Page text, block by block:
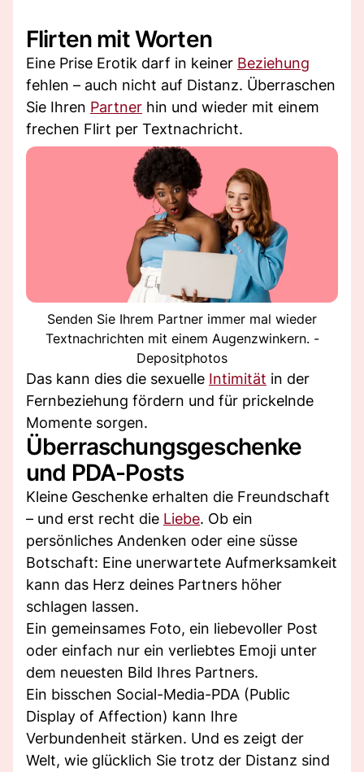
Flirten mit Worten
Eine Prise Erotik darf in keiner Beziehung
fehlen – auch nicht auf Distanz. Überraschen
Sie Ihren Partner hin und wieder mit einem
frechen Flirt per Textnachricht.
Senden Sie Ihrem Partner immer mal wieder
Textnachrichten mit einem Augenzwinkern. -
Depositphotos
Das kann dies die sexuelle Intimität in der
Fernbeziehung fördern und für prickelnde
Momente sorgen.
Überraschungsgeschenke
und PDA-Posts
Kleine Geschenke erhalten die Freundschaft
– und erst recht die Liebe. Ob ein
persönliches Andenken oder eine süsse
Botschaft: Eine unerwartete Aufmerksamkeit
kann das Herz deines Partners höher
schlagen lassen.
Ein gemeinsames Foto, ein liebevoller Post
oder einfach nur ein verliebtes Emoji unter
dem neuesten Bild Ihres Partners.
Ein bisschen Social-Media-PDA (Public
Display of Affection) kann Ihre
Verbundenheit stärken. Und es zeigt der
Welt, wie glücklich Sie trotz der Distanz sind